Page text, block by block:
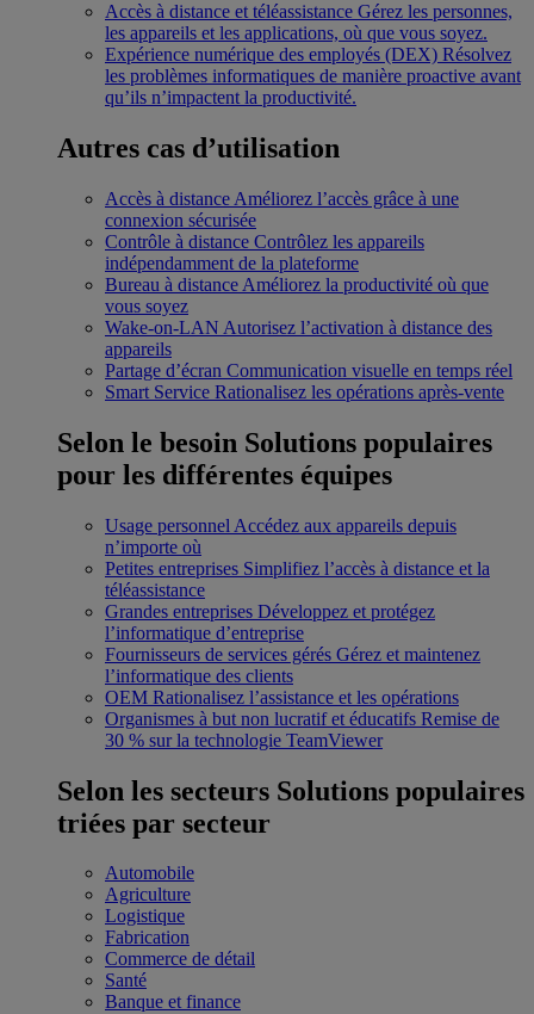
Accès à distance et téléassistance Gérez les personnes,
les appareils et les applications, où que vous soyez.
Expérience numérique des employés (DEX) Résolvez
les problèmes informatiques de manière proactive avant
qu’ils n’impactent la productivité.
Autres cas d’utilisation
Accès à distance Améliorez l’accès grâce à une
connexion sécurisée
Contrôle à distance Contrôlez les appareils
indépendamment de la plateforme
Bureau à distance Améliorez la productivité où que
vous soyez
Wake-on-LAN Autorisez l’activation à distance des
appareils
Partage d’écran Communication visuelle en temps réel
Smart Service Rationalisez les opérations après-vente
Selon le besoin Solutions populaires
pour les différentes équipes
Usage personnel Accédez aux appareils depuis
n’importe où
Petites entreprises Simplifiez l’accès à distance et la
téléassistance
Grandes entreprises Développez et protégez
l’informatique d’entreprise
Fournisseurs de services gérés Gérez et maintenez
l’informatique des clients
OEM Rationalisez l’assistance et les opérations
Organismes à but non lucratif et éducatifs Remise de
30 % sur la technologie TeamViewer
Selon les secteurs Solutions populaires
triées par secteur
Automobile
Agriculture
Logistique
Fabrication
Commerce de détail
Santé
Banque et finance